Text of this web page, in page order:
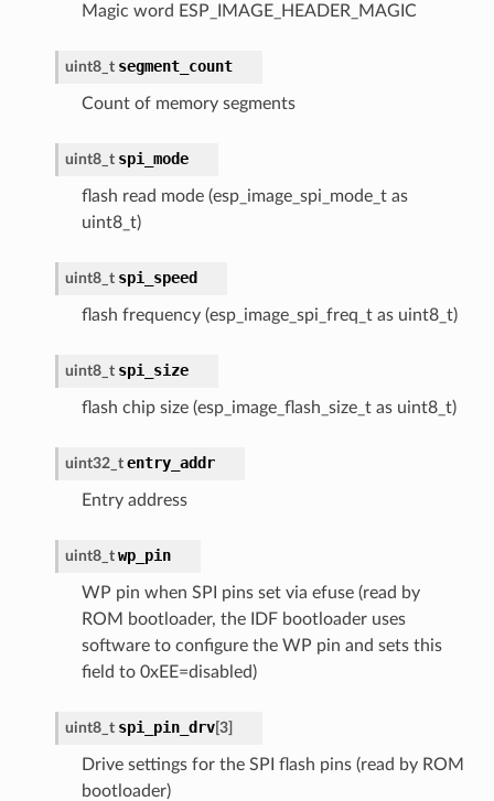
Magic word ESP_IMAGE_HEADER_MAGIC
uint8_t segment_count
Count of memory segments
uint8_t spi_mode
flash read mode (esp_image_spi_mode_t as
uint8_t)
uint8_t spi_speed
flash frequency (esp_image_spi_freq_t as uint8_t)
uint8_t spi_size
flash chip size (esp_image_flash_size_t as uint8_t)
uint32_t entry_addr
Entry address
uint8_t wp_pin
WP pin when SPI pins set via efuse (read by
ROM bootloader, the IDF bootloader uses
software to configure the WP pin and sets this
field to 0xEE=disabled)
uint8_t spi_pin_drv[3]
Drive settings for the SPI flash pins (read by ROM
bootloader)